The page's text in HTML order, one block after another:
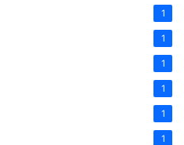
1
1
1
1
1
1